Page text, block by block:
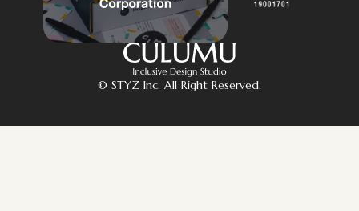
© STYZ Inc. All Right Reserved.